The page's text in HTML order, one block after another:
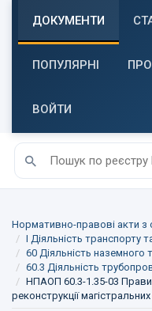
ДОКУМЕНТИ
ПОПУЛЯРНІ
ВОЙТИ
Нормативно-правові акти
I Діяльність транспорту
60 Діяльність наземного
60.3 Діяльність
НПАОП 60.3-1.35-03
реконструкції